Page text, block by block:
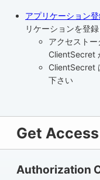
アプリケーション
リケーションを登録
アクセスト
ClientSecret
ClientSecret
下さい
Get
Authorization